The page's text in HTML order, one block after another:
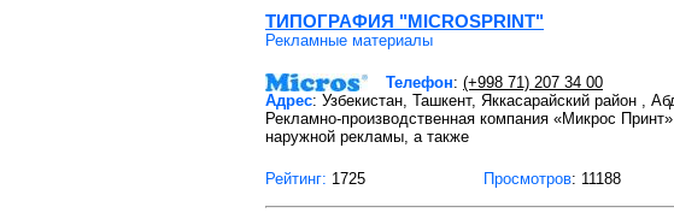
ТИПОГРАФИЯ "MICROSPRINT"
Рекламные материалы
Телефон: (+998 71) 207 34 00
Адрес: Узбекистан, Ташкент, Яккасарайский район ,
Рекламно-производственная компания «Микрос
наружной рекламы, а также
Рейтинг: 1725 Просмотров: 11188